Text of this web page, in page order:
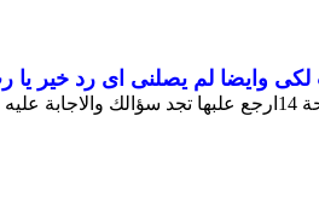
وايضا لم يصلنى اى رد خير